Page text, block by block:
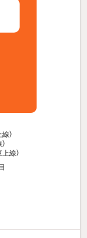
）
線）